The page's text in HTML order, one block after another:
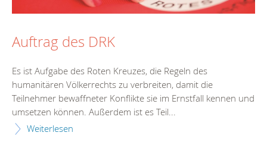
Auftrag des DRK
Es ist Aufgabe des Roten Kreuzes, die Regeln des
humanitären Völkerrechts zu verbreiten, damit die
Teilnehmer bewaffneter Konflikte sie im Ernstfall kennen und
umsetzen können. Außerdem ist es Teil...
Weiterlesen